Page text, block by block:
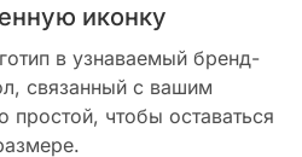
иконку
в узнаваемый бренд-
связанный с вашим
простой, чтобы оставаться